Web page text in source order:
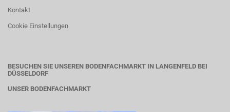
Kontakt
Cookie Einstellungen
BESUCHEN SIE UNSEREN BODENFACHMARKT IN LANGENFELD BEI
DÜSSELDORF
UNSER BODENFACHMARKT